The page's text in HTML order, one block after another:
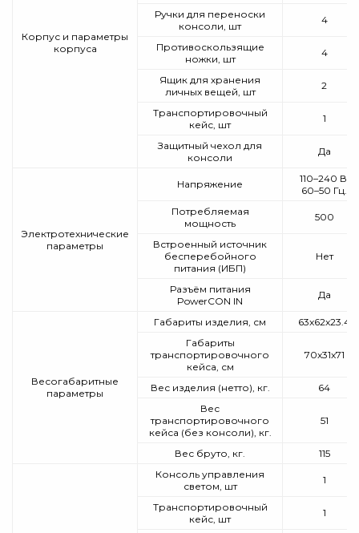
Корпус и параметры
корпуса
Ручки для переноски
консоли, шт
4
Противоскользящие
ножки, шт
4
Ящик для хранения
личных вещей, шт
2
Транспортировочный
кейс, шт
1
Защитный чехол для
консоли
Да
Электротехнические
параметры
Напряжение
110–240 В,
60–50 Гц.
Потребляемая
мощность
500
Встроенный источник
бесперебойного
питания (ИБП)
Нет
Разъём питания
PowerCON IN
Да
Весогабаритные
параметры
Габариты изделия, см
63x62x23.4
Габариты
транспортировочного
кейса, см
70x31x71
Вес изделия (нетто), кг.
64
Вес
транспортировочного
кейса (без консоли), кг.
51
Вес бруто, кг. 115
Консоль управления
светом, шт
1
Транспортировочный
кейс, шт
1